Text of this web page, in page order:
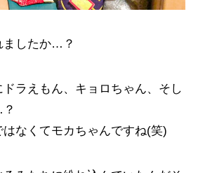
ましたか…？
ラえもん、キョロちゃん、そし
なくてモカちゃんですね(笑)